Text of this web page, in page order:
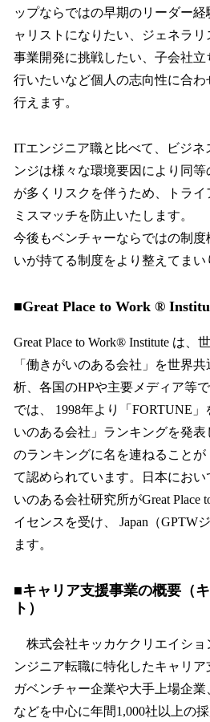
ップならではの早期のリーダー
ャリストになりたい、ジェネラ
事業開発に挑戦したい、子会社
行いたいなど個人の志向性に合
行えます。
ITエンジニア職と比べて、ビジネ
ンジは様々な環境要因により同
が多くリスクを伴うため、トラ
ミスマッチを防止いたします。
今後もベンチャーならではの制
いが持てる制度をより整えてまい
■Great Place to Work ®
Great Place to Work® Institute は、
「働きがいのある会社」を世界
析、各国のHPや主要メディア等
では、 1998年より「FORTUNE
いのある会社」ランキングを発表
のランキングに名を連ねること
て認められています。日本にお
いのある会社研究所がGreat Place
イセンスを受け、 Japan（GPTW
ます。
■キャリア支援事業の概要（
ト）
株式会社キッカケクリエイショ
ンジニア転職に特化したキャリ
ガベンチャー企業や大手上場企
などを中心に年間1,000社以上の